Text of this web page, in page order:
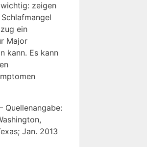
zeigen
ein
Major
kann. Es kann
Quellenangabe:
Jan. 2013